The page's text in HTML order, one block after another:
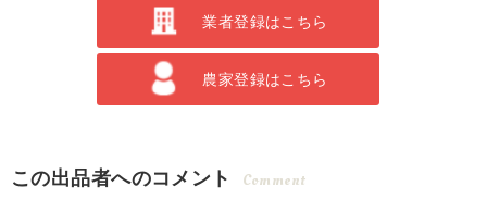
業者登録はこちら
農家登録はこちら
この出品者へのコメント Comment